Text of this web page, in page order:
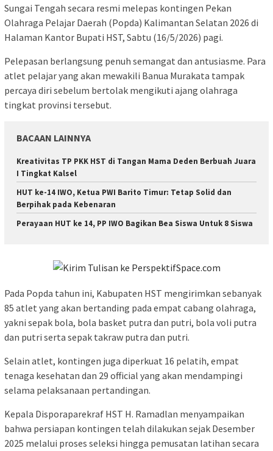
Sungai Tengah secara resmi melepas kontingen Pekan
Olahraga Pelajar Daerah (Popda) Kalimantan Selatan 2026 di
Halaman Kantor Bupati HST, Sabtu (16/5/2026) pagi.
Pelepasan berlangsung penuh semangat dan antusiasme. Para
atlet pelajar yang akan mewakili Banua Murakata tampak
percaya diri sebelum bertolak mengikuti ajang olahraga
tingkat provinsi tersebut.
BACAAN LAINNYA
Kreativitas TP PKK HST di Tangan Mama Deden Berbuah Juara
I Tingkat Kalsel
HUT ke-14 IWO, Ketua PWI Barito Timur: Tetap Solid dan
Berpihak pada Kebenaran
Perayaan HUT ke 14, PP IWO Bagikan Bea Siswa Untuk 8 Siswa
Pada Popda tahun ini, Kabupaten HST mengirimkan sebanyak
85 atlet yang akan bertanding pada empat cabang olahraga,
yakni sepak bola, bola basket putra dan putri, bola voli putra
dan putri serta sepak takraw putra dan putri.
Selain atlet, kontingen juga diperkuat 16 pelatih, empat
tenaga kesehatan dan 29 official yang akan mendampingi
selama pelaksanaan pertandingan.
Kepala Disporaparekraf HST H. Ramadlan menyampaikan
bahwa persiapan kontingen telah dilakukan sejak Desember
2025 melalui proses seleksi hingga pemusatan latihan secara